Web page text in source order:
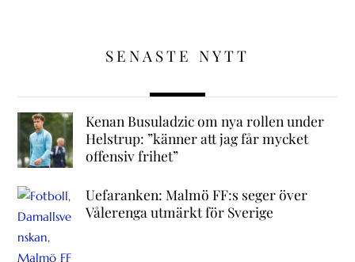
SENASTE NYTT
Kenan Busuladzic om nya rollen under
Helstrup: ”känner att jag får mycket
offensiv frihet”
Uefaranken: Malmö FF:s seger över
Vålerenga utmärkt för Sverige